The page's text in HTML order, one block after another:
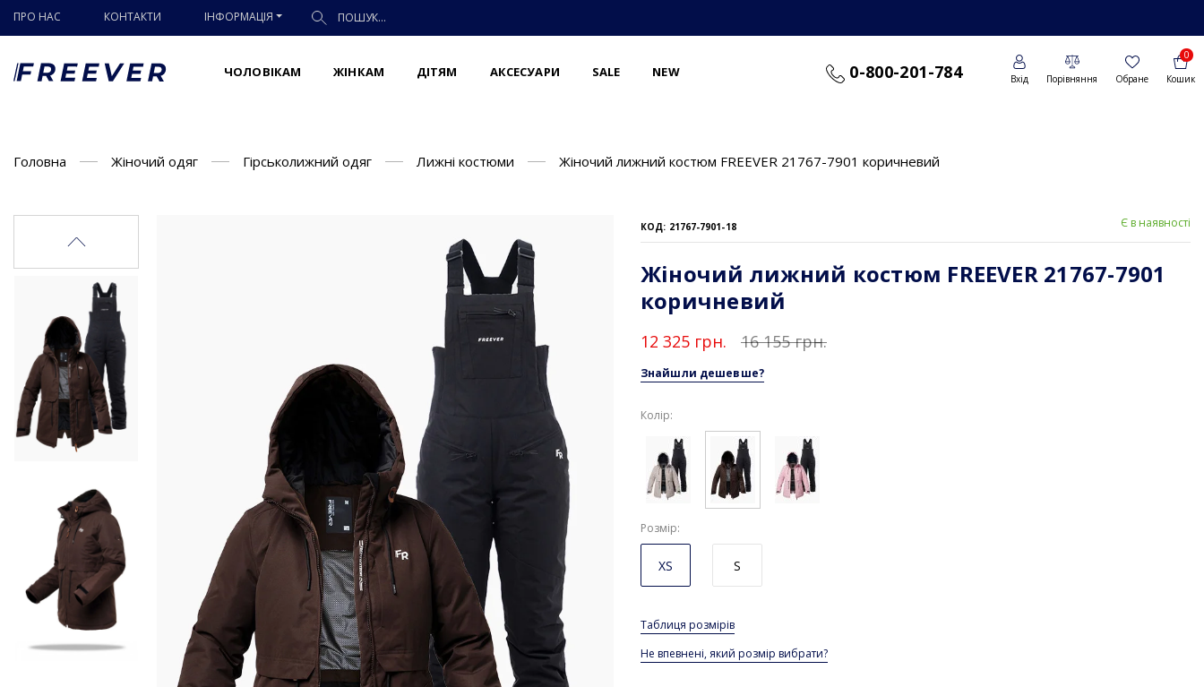
ПРО НАС КОНТАКТИ ІНФОРМАЦІЯ
ЧОЛОВІКАМ ЖІНКАМ ДІТЯМ АКСЕСУАРИ SALE NEW 0-800-201-784 Вхід Порівняння Обране Кошик
0
Головна Жіночий одяг Гірськолижний одяг Лижні костюми Жіночий лижний костюм FREEVER 21767-7901 коричневий
КОД: 21767-7901-18 Є в наявності
Жіночий лижний костюм FREEVER 21767-7901
коричневий
12 325 грн. 16 155 грн.
Знайшли дешевше?
Колір:
Розмір
XS S
Таблиця розмірів
Не впевнені, який розмір вибрати?